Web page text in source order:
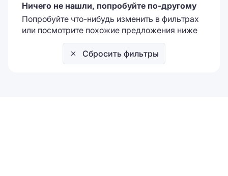
Ничего не нашли, попробуйте по-другому
Попробуйте что-нибудь изменить в фильтрах
или посмотрите похожие предложения ниже
Сбросить фильтры